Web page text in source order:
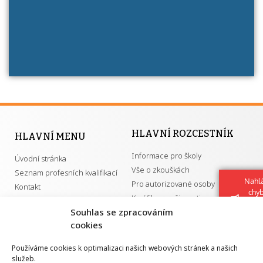
Souhlas se zpracováním
cookies
Používáme cookies k optimalizaci našich webových stránek a našich
služeb.
má získání autorizace?
HLAVNÍ MENU
Úvodní stránka
Seznam profesních kvalifikací
Kontakt
HLAVNÍ ROZCESTNÍK
Informace pro školy
Vše o zkouškách
Pro autorizované osoby
Kvalifikace a živnosti
GDPR